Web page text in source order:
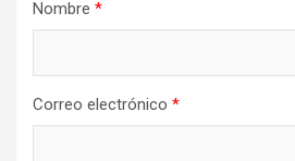
Nombre *
Correo electrónico *